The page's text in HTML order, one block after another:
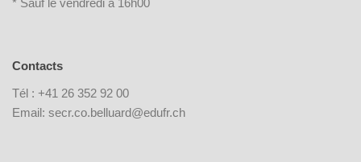
Contacts
Tél : +41 26 352 92 00
Email: secr.co.belluard@edufr.ch